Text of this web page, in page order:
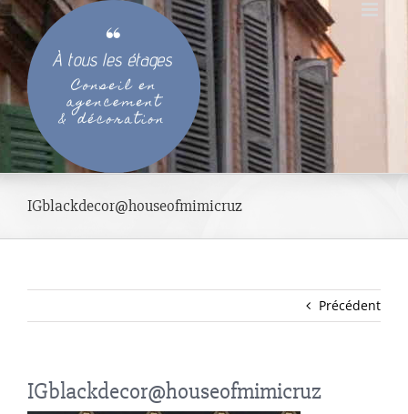
Passer
au
contenu
IGblackdecor@houseofmimicruz
Précédent
IGblackdecor@houseofmimicruz